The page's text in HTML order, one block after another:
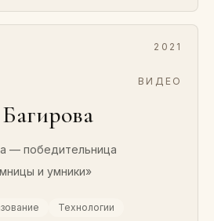
2021
ВИДЕО
— победительница
и умники»
Технологии